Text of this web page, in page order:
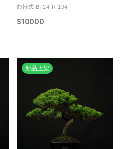
曲幹式 BT24-R-194
$10000
新品上架